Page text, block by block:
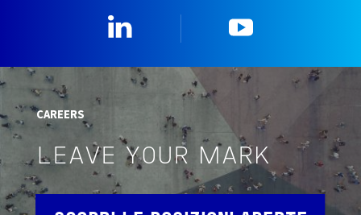
CAREERS
LEAVE YOUR MARK